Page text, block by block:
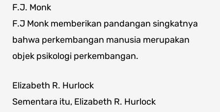
F.J. Monk
F.J Monk memberikan pandangan singkatnya
bahwa perkembangan manusia merupakan
objek psikologi perkembangan.
Elizabeth R. Hurlock
Sementara itu, Elizabeth R. Hurlock